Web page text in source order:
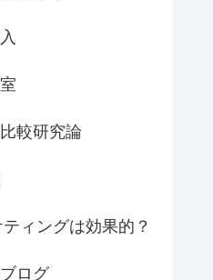
較研究論
ィングは効果的？
ログ